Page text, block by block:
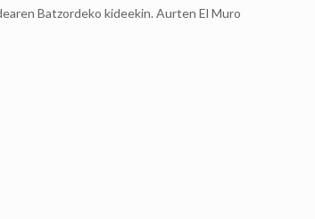
Batzordeko kideekin. Aurten El Muro